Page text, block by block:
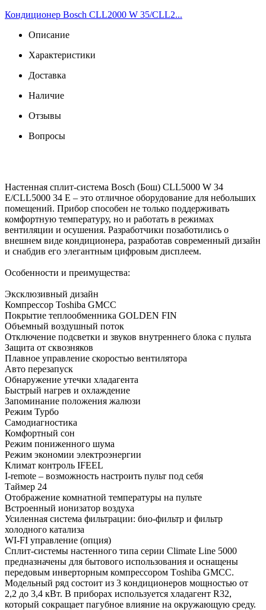
Кондиционер Bosch CLL2000 W 35/CLL2...
Описание
Характеристики
Доставка
Наличие
Отзывы
Вопросы
Настенная сплит-система Bosch (Бош) CLL5000 W 34
E/CLL5000 34 E – это отличное оборудование для небольших
помещений. Прибор способен не только поддерживать
комфортную температуру, но и работать в режимах
вентиляции и осушения. Разработчики позаботились о
внешнем виде кондиционера, разработав современный дизайн
и снабдив его элегантным цифровым дисплеем.
Особенности и преимущества:
Эксклюзивный дизайн
Компрессор Toshiba GMCC
Покрытие теплообменника GOLDEN FIN
Объемный воздушный поток
Отключение подсветки и звуков внутреннего блока с пульта
Защита от сквозняков
Плавное управление скоростью вентилятора
Авто перезапуск
Обнаружение утечки хладагента
Быстрый нагрев и охлаждение
Запоминание положения жалюзи
Режим Турбо
Самодиагностика
Комфортный сон
Режим пониженного шума
Режим экономии электроэнергии
Климат контроль IFEEL
I-remote – возможность настроить пульт под себя
Таймер 24
Отображение комнатной температуры на пульте
Встроенный ионизатор воздуха
Усиленная система фильтрации: био-фильтр и фильтр
холодного катализа
WI-FI управление (опция)
Сплит-системы настенного типа серии Climate Line 5000
предназначены для бытового использования и оснащены
передовым инверторным компрессором Тoshiba GMCC.
Модельный ряд состоит из 3 кондиционеров мощностью от
2,2 до 3,4 кВт. В приборах используется хладагент R32,
который сокращает пагубное влияние на окружающую среду.